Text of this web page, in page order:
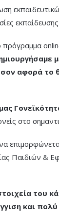
αφορά το
στο
Παιδιών &
του
και